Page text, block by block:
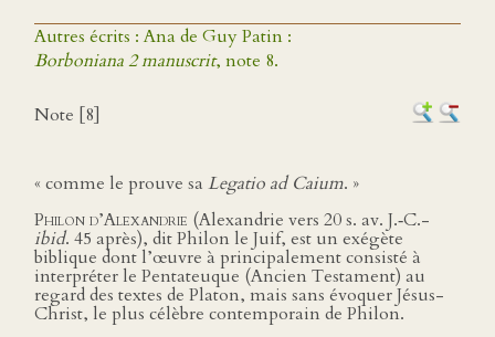
Autres écrits : Ana de Guy Patin :
Borboniana 2 manuscrit, note 8.
Note [8]
« comme le prouve sa Legatio ad Caium. »
Philon d’Alexandrie (Alexandrie vers 20 s. av. J.‑C.-
ibid. 45 après), dit Philon le Juif, est un exégète
biblique dont l’œuvre à principalement consisté à
interpréter le Pentateuque (Ancien Testament) au
regard des textes de Platon, mais sans évoquer Jésus-
Christ, le plus célèbre contemporain de Philon.